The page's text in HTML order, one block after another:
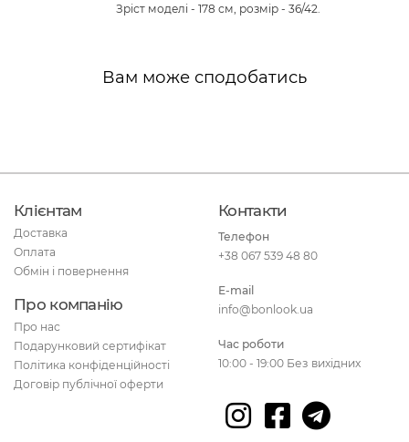
Зріст моделі - 178 см, розмір - 36/42.
Вам може сподобатись
Клієнтам
Доставка
Оплата
Обмін і повернення
Про компанію
Про нас
Подарунковий сертифікат
Політика конфіденційності
Договір публічної оферти
Контакти
Телефон
+38 067 539 48 80
E-mail
info@bonlook.ua
Час роботи
10:00 - 19:00 Без вихідних